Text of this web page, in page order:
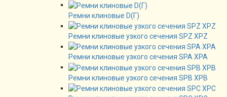
Ремни клиновые D(Г)
Ремни клиновые узкого сечения SPZ XPZ
Ремни клиновые узкого сечения SPA XPA
Ремни клиновые узкого сечения SPB XPB